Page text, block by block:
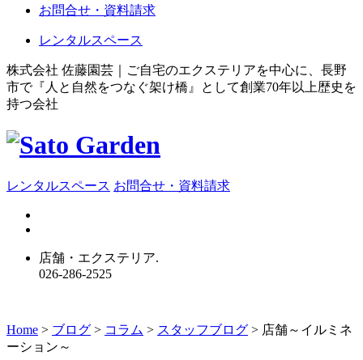
お問合せ・資料請求
レンタルスペース
株式会社 佐藤園芸｜ご自宅のエクステリアを中心に、長野
市で『人と自然をつなぐ架け橋』として創業70年以上歴史を
持つ会社
レンタルスペース お問合せ・資料請求
店舗・エクステリア.
026-286-2525
Home > ブログ > コラム > スタッフブログ > 店舗～イルミネ
ーション～